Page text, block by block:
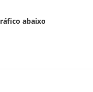
abaixo